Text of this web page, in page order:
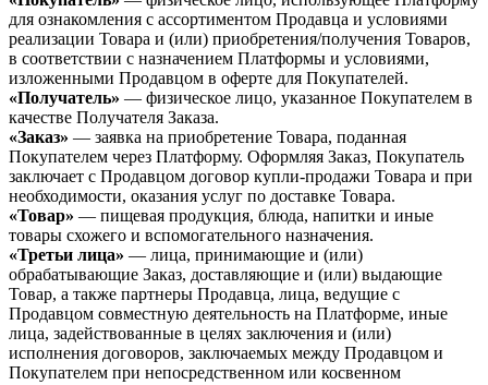
для ознакомления с ассортиментом Продавца и условиями
реализации Товара и (или) приобретения/получения Товаров,
в соответствии с назначением Платформы и условиями,
изложенными Продавцом в оферте для Покупателей.
«Получатель» — физическое лицо, указанное Покупателем в
качестве Получателя Заказа.
«Заказ» — заявка на приобретение Товара, поданная
Покупателем через Платформу. Оформляя Заказ, Покупатель
заключает с Продавцом договор купли-продажи Товара и при
необходимости, оказания услуг по доставке Товара.
«Товар» — пищевая продукция, блюда, напитки и иные
товары схожего и вспомогательного назначения.
«Третьи лица» — лица, принимающие и (или)
обрабатывающие Заказ, доставляющие и (или) выдающие
Товар, а также партнеры Продавца, лица, ведущие с
Продавцом совместную деятельность на Платформе, иные
лица, задействованные в целях заключения и (или)
исполнения договоров, заключаемых между Продавцом и
Покупателем при непосредственном или косвенном